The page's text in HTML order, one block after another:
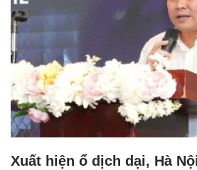
Xuất hiện ổ dịch dại, Hà